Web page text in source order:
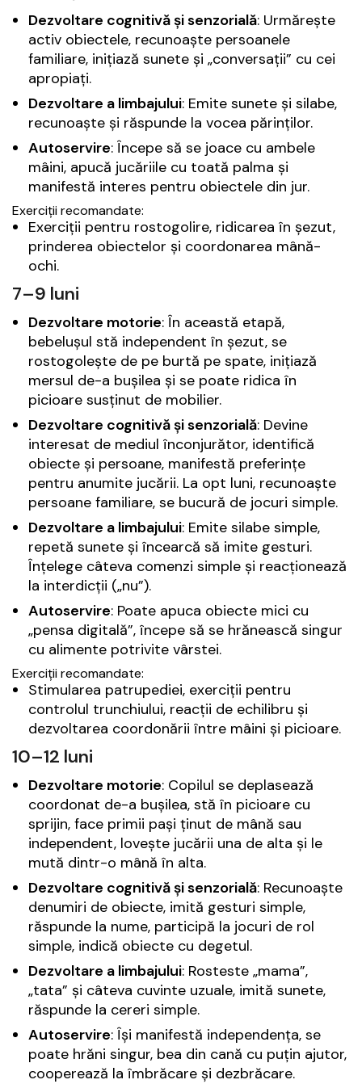
Dezvoltare cognitivă și senzorială: Urmărește
activ obiectele, recunoaște persoanele
familiare, inițiază sunete și „conversații” cu cei
apropiați.
Dezvoltare a limbajului: Emite sunete și silabe,
recunoaște și răspunde la vocea părinților.
Autoservire: Începe să se joace cu ambele
mâini, apucă jucăriile cu toată palma și
manifestă interes pentru obiectele din jur.
Exerciții recomandate:
Exerciții pentru rostogolire, ridicarea în șezut,
prinderea obiectelor și coordonarea mână-
ochi.
7–9 luni
Dezvoltare motorie: În această etapă,
bebelușul stă independent în șezut, se
rostogolește de pe burtă pe spate, inițiază
mersul de-a bușilea și se poate ridica în
picioare susținut de mobilier.
Dezvoltare cognitivă și senzorială: Devine
interesat de mediul înconjurător, identifică
obiecte și persoane, manifestă preferințe
pentru anumite jucării. La opt luni, recunoaște
persoane familiare, se bucură de jocuri simple.
Dezvoltare a limbajului: Emite silabe simple,
repetă sunete și încearcă să imite gesturi.
Înțelege câteva comenzi simple și reacționează
la interdicții („nu”).
Autoservire: Poate apuca obiecte mici cu
„pensa digitală”, începe să se hrănească singur
cu alimente potrivite vârstei.
Exerciții recomandate:
Stimularea patrupediei, exerciții pentru
controlul trunchiului, reacții de echilibru și
dezvoltarea coordonării între mâini și picioare.
10–12 luni
Dezvoltare motorie: Copilul se deplasează
coordonat de-a bușilea, stă în picioare cu
sprijin, face primii pași ținut de mână sau
independent, lovește jucării una de alta și le
mută dintr-o mână în alta.
Dezvoltare cognitivă și senzorială: Recunoaște
denumiri de obiecte, imită gesturi simple,
răspunde la nume, participă la jocuri de rol
simple, indică obiecte cu degetul.
Dezvoltare a limbajului: Rosteste „mama”,
„tata” și câteva cuvinte uzuale, imită sunete,
răspunde la cereri simple.
Autoservire: Își manifestă independența, se
poate hrăni singur, bea din cană cu puțin ajutor,
cooperează la îmbrăcare și dezbrăcare.